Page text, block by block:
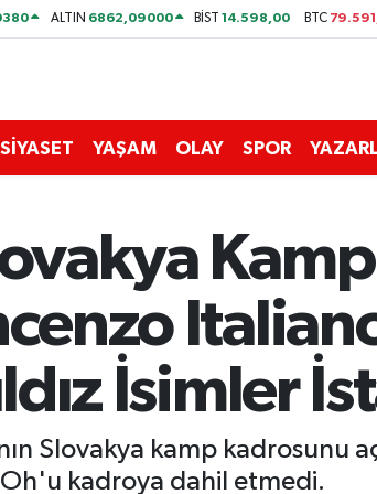
ALTIN 6862,09000 BİST14.598,00 BTC
SİYASET YAŞAM OLAY SPOR
İsimler
Slovakya kamp kadrosunu
kadroya dahil etmedi.